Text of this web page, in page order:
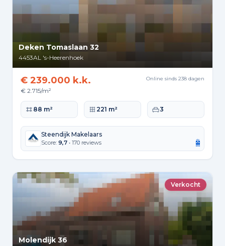
Deken Tomaslaan 32
4453AL 's-Heerenhoek
€ 239.000 k.k.
€ 2.715/m²
Online sinds 238 dagen
Woonoppervlakte
88 m² Perceeloppervlakte
221 m² Slaapkamers
3
Steendijk Makelaars
Score: 9,7 • 170 reviews
Verkocht
Molendijk 36